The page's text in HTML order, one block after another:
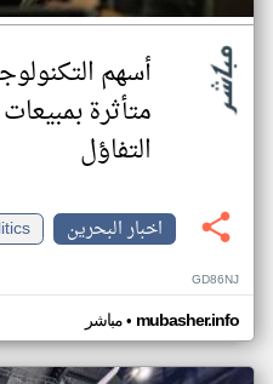
أسهم
متأثرة
التفاؤل
اخبار البحرين
GD86NJ
مباشر• mubasher.info